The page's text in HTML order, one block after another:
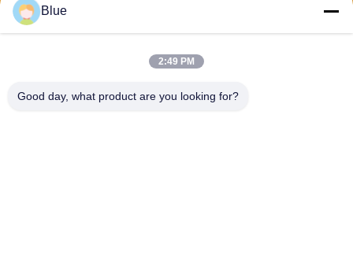
Blue
2:49 PM
Good day, what product are you looking for?